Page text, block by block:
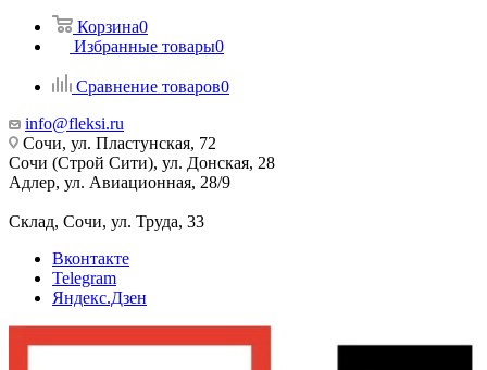
Корзина0
Избранные товары0
Сравнение товаров0
info@fleksi.ru
Сочи, ул. Пластунская, 72
Сочи (Строй Сити), ул. Донская, 28
Адлер, ул. Авиационная, 28/9
Склад, Сочи, ул. Труда, 33
Вконтакте
Telegram
Яндекс.Дзен